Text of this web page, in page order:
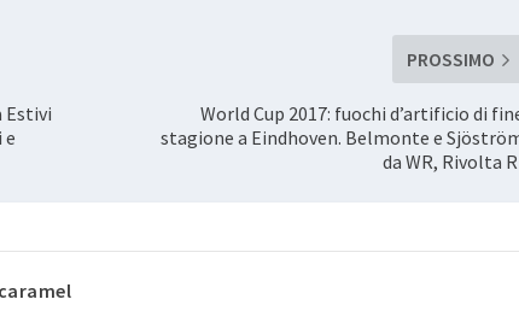
Estivi
e
PROSSIMO
World Cup 2017: fuochi d’artificio di
stagione a Eindhoven. Belmonte e
da WR, Rivolta